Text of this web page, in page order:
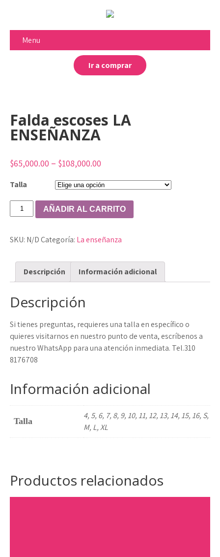
Menu
Ir a comprar
Falda escoses LA
ENSEÑANZA
$65,000.00 – $108,000.00
Talla
Falda
escoses
ENSEÑANZA
AÑADIR AL CARRITO
SKU: N/DCategoría: La enseñanza
Descripción Información adicional
Descripción
Si tienes preguntas, requieres una talla en específico o
quieres visitarnos en nuestro punto de venta, escríbenos a
nuestro WhatsApp para una atención inmediata. Tel.310
8176708
Información adicional
Talla
4, 5, 6, 7, 8, 9, 10, 11, 12, 13, 14, 15, 16, S,
M, L, XL
Productos relacionados